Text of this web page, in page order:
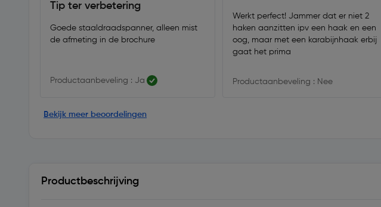
Tip ter verbetering
Goede staaldraadspanner, alleen mist
de afmeting in de brochure
Productaanbeveling : Ja
Werkt perfect! Jammer dat er niet 2
haken aanzitten ipv een haak en een
oog, maar met een karabijnhaak erbij
gaat het prima
Productaanbeveling : Nee
Bekijk meer beoordelingen
Productbeschrijving